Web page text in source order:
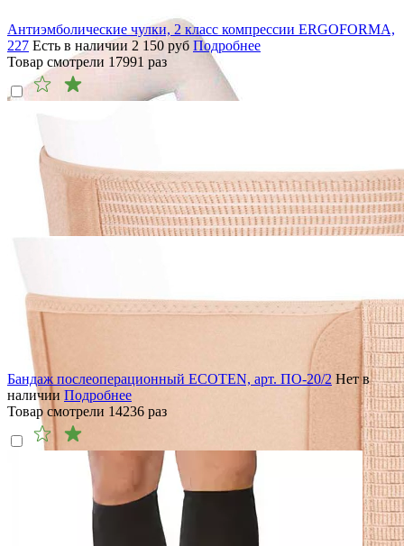
Антиэмболические чулки, 2 класс компрессии ERGOFORMA,
227 Есть в наличии 2 150 руб Подробнее
Товар смотрели 17991 раз
Бандаж послеоперационный ECOTEN, арт. ПО-20/2 Нет в
наличии Подробнее
Товар смотрели 14236 раз